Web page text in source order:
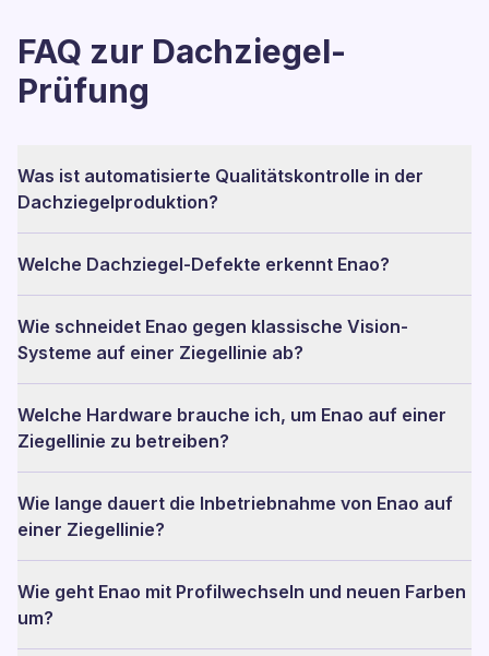
FAQ zur Dachziegel-
Prüfung
Was ist automatisierte Qualitätskontrolle in der
Dachziegelproduktion?
Welche Dachziegel-Defekte erkennt Enao?
Wie schneidet Enao gegen klassische Vision-
Systeme auf einer Ziegellinie ab?
Welche Hardware brauche ich, um Enao auf einer
Ziegellinie zu betreiben?
Wie lange dauert die Inbetriebnahme von Enao auf
einer Ziegellinie?
Wie geht Enao mit Profilwechseln und neuen Farben
um?